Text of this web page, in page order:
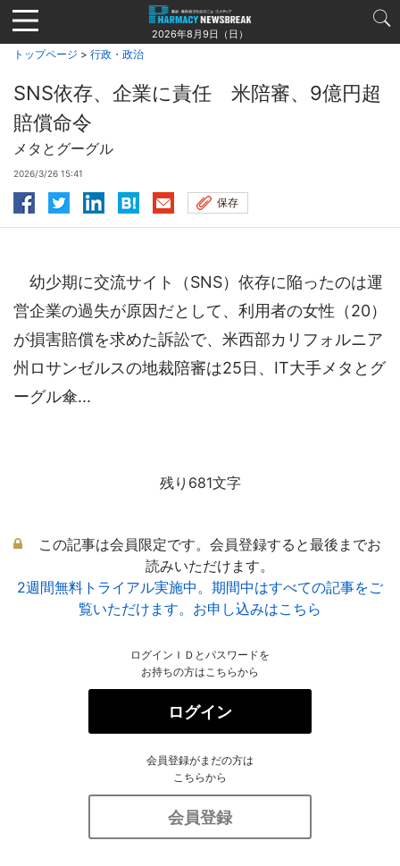
Jump
to
navigation
2026年8月9日（日）
トップページ > 行政・政治
SNS依存、企業に責任 米陪審、9億円超
賠償命令
メタとグーグル
2026/3/26 15:41
保存
幼少期に交流サイト（SNS）依存に陥ったのは運
営企業の過失が原因だとして、利用者の女性（20）
が損害賠償を求めた訴訟で、米西部カリフォルニア
州ロサンゼルスの地裁陪審は25日、IT大手メタとグ
ーグル傘...
残り681文字
この記事は会員限定です。会員登録すると最後までお
読みいただけます。
2週間無料トライアル実施中。期間中はすべての記事をご
覧いただけます。お申し込みはこちら
ログインＩＤとパスワードを
お持ちの方はこちらから
ログイン
会員登録がまだの方は
こちらから
会員登録